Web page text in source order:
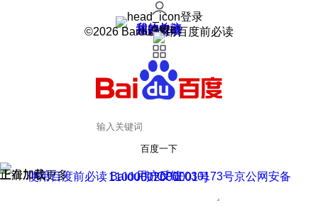
登录
我的关注
我的收藏
皮肤中心
用户反馈
设置
©2026 Baidu 使用百度前必读
百度一下
正在加载
上滑加载更多 用户反馈
使用百度前必读 Baidu 京ICP证030173号
京公网安备11000002000001号